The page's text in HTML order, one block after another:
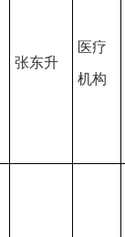
张东升
医疗
机构